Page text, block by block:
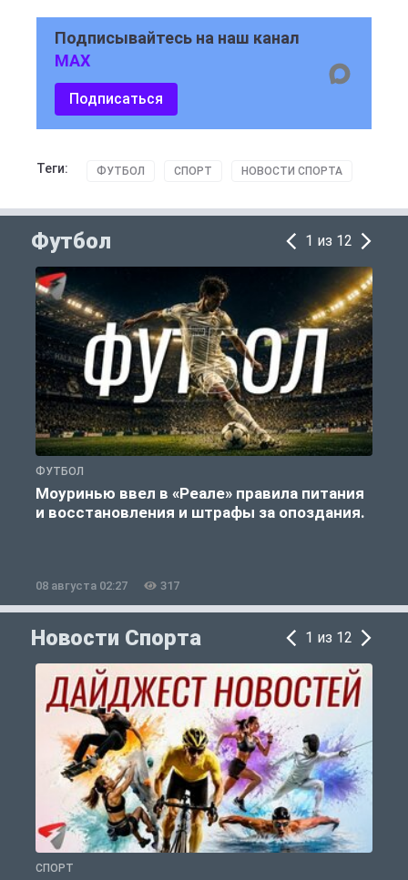
Подписывайтесь на наш канал
MAX
Подписаться
Теги: ФУТБОЛ СПОРТ НОВОСТИ СПОРТА
Футбол 1 из 12
ФУТБОЛ
Моуринью ввел в «Реале» правила питания
и восстановления и штрафы за опоздания.
08 августа 02:27 317
Новости Спорта 1 из 12
СПОРТ